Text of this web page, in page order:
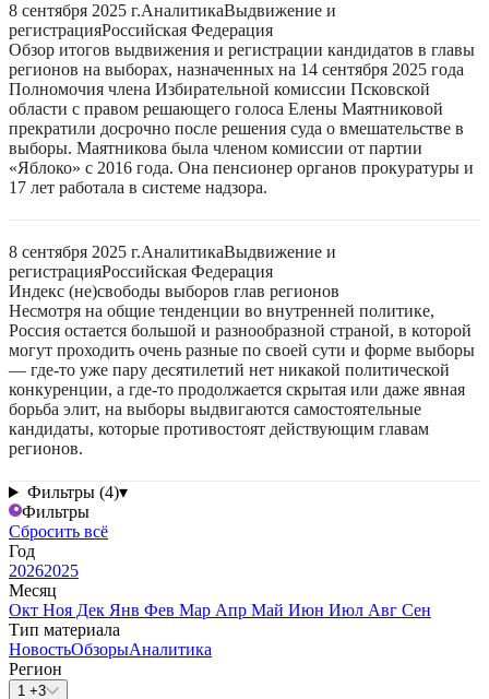
8 сентября 2025 г.АналитикаВыдвижение и
регистрацияРоссийская Федерация
Обзор итогов выдвижения и регистрации кандидатов в главы
регионов на выборах, назначенных на 14 сентября 2025 года
Полномочия члена Избирательной комиссии Псковской
области с правом решающего голоса Елены Маятниковой
прекратили досрочно после решения суда о вмешательстве в
выборы. Маятникова была членом комиссии от партии
«Яблоко» с 2016 года. Она пенсионер органов прокуратуры и
17 лет работала в системе надзора.
8 сентября 2025 г.АналитикаВыдвижение и
регистрацияРоссийская Федерация
Индекс (не)свободы выборов глав регионов
Несмотря на общие тенденции во внутренней политике,
Россия остается большой и разнообразной страной, в которой
могут проходить очень разные по своей сути и форме выборы
— где-то уже пару десятилетий нет никакой политической
конкуренции, а где-то продолжается скрытая или даже явная
борьба элит, на выборы выдвигаются самостоятельные
кандидаты, которые противостоят действующим главам
регионов.
Фильтры (4)▾
Фильтры
Сбросить всё
Год
20262025
Месяц
Окт Ноя Дек Янв Фев Мар Апр Май Июн Июл Авг Сен
Тип материала
НовостьОбзорыАналитика
Регион
1 +3